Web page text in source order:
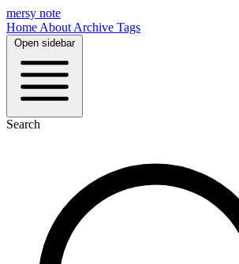
mersy note
Home About Archive Tags
Open sidebar
Search